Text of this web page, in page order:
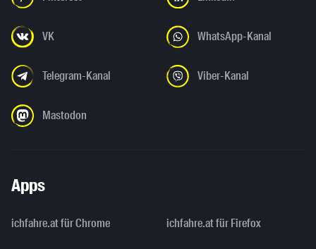
VK WhatsApp-Kanal
Telegram-Kanal Viber-Kanal
Mastodon
Apps
ichfahre.at für Chrome ichfahre.at für Firefox